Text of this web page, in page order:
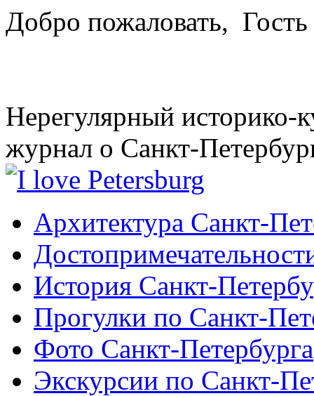
Добро пожаловать, Гость
Нерегулярный историко-
журнал о Санкт-
Архитектура Санкт-
История Санкт-
Прогулки по Санкт-
Фото Санкт-Петербурга
Экскурсии по Санкт-